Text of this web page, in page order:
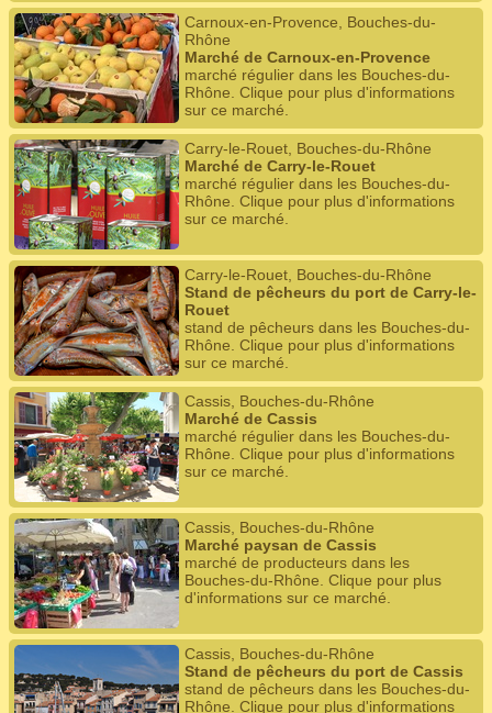
Carnoux-en-Provence, Bouches-du-
Rhône
Marché de Carnoux-en-Provence
marché régulier dans les Bouches-du-
Rhône. Clique pour plus d'informations
sur ce marché.
Carry-le-Rouet, Bouches-du-Rhône
Marché de Carry-le-Rouet
marché régulier dans les Bouches-du-
Rhône. Clique pour plus d'informations
sur ce marché.
Carry-le-Rouet, Bouches-du-Rhône
Stand de pêcheurs du port de Carry-le-
Rouet
stand de pêcheurs dans les Bouches-du-
Rhône. Clique pour plus d'informations
sur ce marché.
Cassis, Bouches-du-Rhône
Marché de Cassis
marché régulier dans les Bouches-du-
Rhône. Clique pour plus d'informations
sur ce marché.
Cassis, Bouches-du-Rhône
Marché paysan de Cassis
marché de producteurs dans les
Bouches-du-Rhône. Clique pour plus
d'informations sur ce marché.
Cassis, Bouches-du-Rhône
Stand de pêcheurs du port de Cassis
stand de pêcheurs dans les Bouches-du-
Rhône. Clique pour plus d'informations